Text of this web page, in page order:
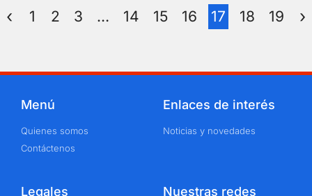
1 2 3 … 14 15 16 17 18 19
Menú
Quienes somos
Contáctenos
Enlaces de interés
Noticias y novedades
Legales Nuestras redes